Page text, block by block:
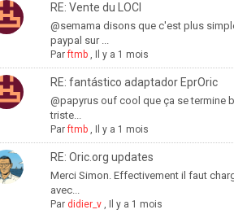
RE: Vente du LOCI
@semama disons que c'est plus
paypal sur ...
Parftmb, Il y a 1 mois
RE: fantástico adaptador EprOric
@papyrus ouf cool que ça se termine
triste...
Parftmb, Il y a 1 mois
RE: Oric.org updates
Merci Simon. Effectivement il faut
avec...
Par didier_v, Il y a 1 mois